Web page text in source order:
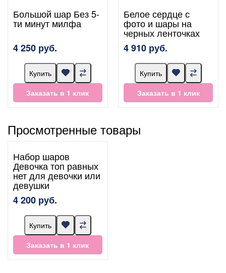
Большой шар Без 5-
ти минут милфа
4 250 руб.
Купить
Заказать в 1 клик
Белое сердце с
фото и шары на
черных ленточках
4 910 руб.
Купить
Заказать в 1 клик
Просмотренные товары
Набор шаров
Девочка топ равных
нет для девочки или
девушки
4 200 руб.
Купить
Заказать в 1 клик